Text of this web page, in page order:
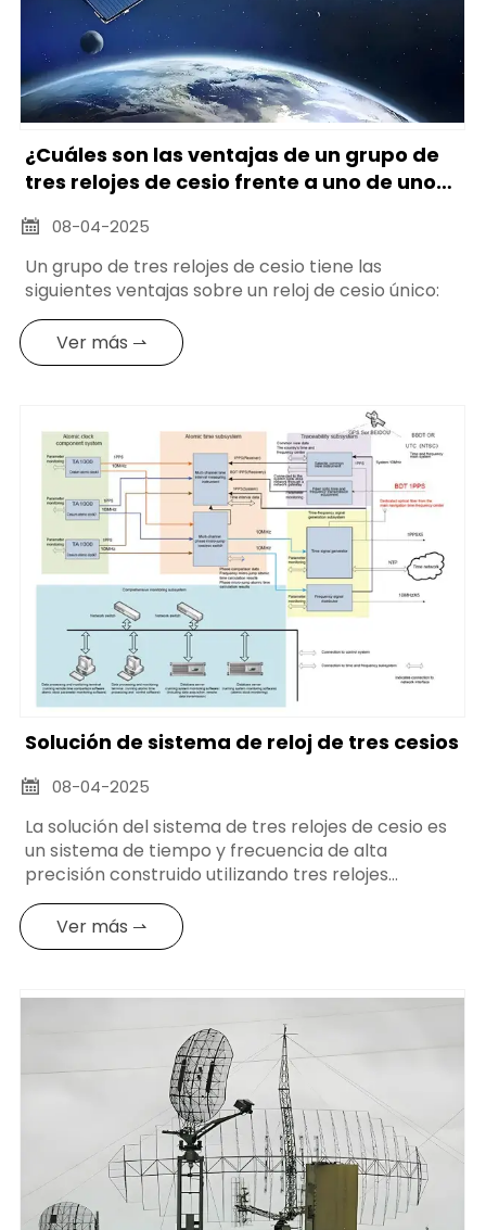
¿Cuáles son las ventajas de un grupo de
tres relojes de cesio frente a uno de uno
 08-04-2025
Un grupo de tres relojes de cesio tiene las
siguientes ventajas sobre un reloj de cesio único:
Ver más ⇀
Solución de sistema de reloj de tres cesios
 08-04-2025
La solución del sistema de tres relojes de cesio es
un sistema de tiempo y frecuencia de alta
precisión construido utilizando tres relojes
atómicos de cesio. Mediante un diseño y un
control razonables, puede lograr una mayor
precisión de tiempo, fiabilidad y estabilidad. A
reloj de cesio:
Ver más ⇀